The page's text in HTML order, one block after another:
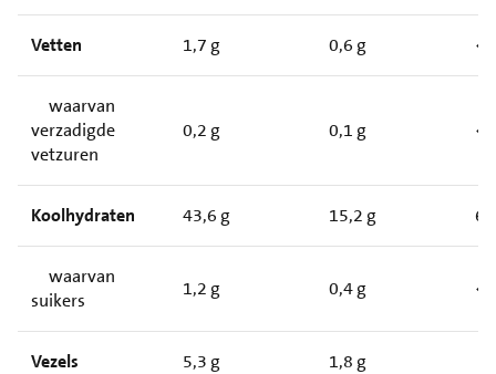
Vetten 1,7 g 0,6 g
waarvan
verzadigde
vetzuren
0,2 g 0,1 g
Koolhydraten 43,6 g 15,2 g
waarvan
suikers
1,2 g 0,4 g
Vezels 5,3 g 1,8 g